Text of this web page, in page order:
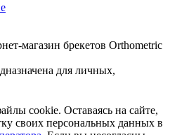
магазин брекетов Orthometric
для личных,
cookie. Оставаясь на сайте,
своих персональных данных в